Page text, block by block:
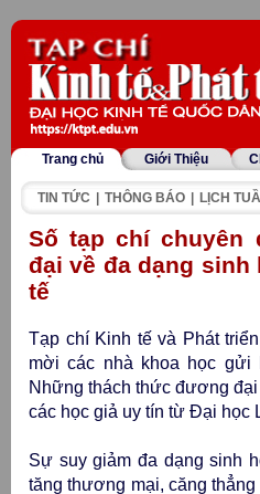
Trang chủ Giới Thiệu
TIN TỨC THÔNG BÁO LỊCH
Số tạp chí chuyên
đại về đa dạng
tế
Tạp chí Kinh tế và Phát
mời các nhà khoa học
Những thách thức đương
các học giả uy tín từ Đại học
Sự suy giảm đa dạng sinh
tăng thương mại, căng